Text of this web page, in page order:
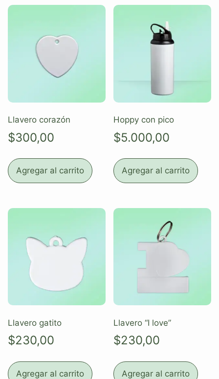
Llavero corazón
$300,00
Agregar al carrito
Hoppy con pico
$5.000,00
Agregar al carrito
Llavero gatito
$230,00
Agregar al carrito
Llavero “I love”
$230,00
Agregar al carrito